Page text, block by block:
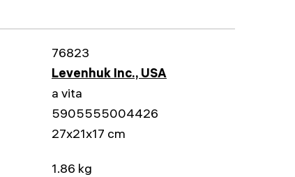
76823
Levenhuk Inc., USA
a vita
5905555004426
27x21x17 cm
1.86 kg